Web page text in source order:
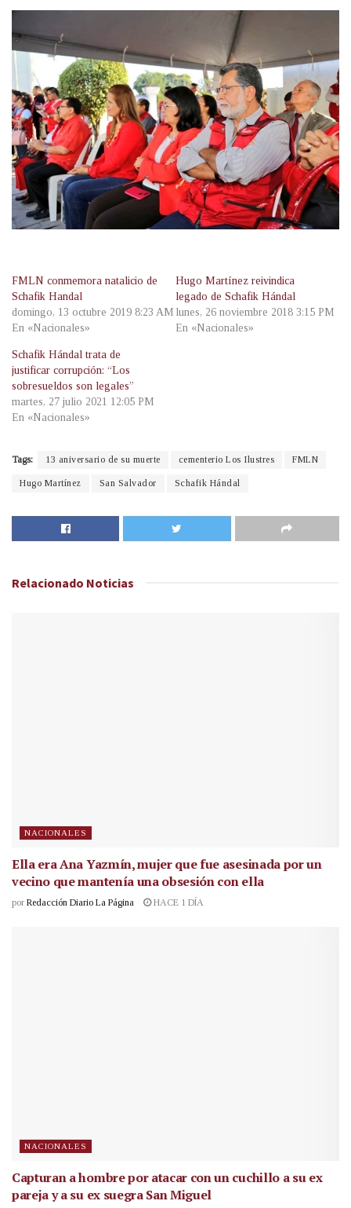
FMLN conmemora natalicio de
Schafik Handal
domingo, 13 octubre 2019 8:23 AM
En «Nacionales»
Hugo Martínez reivindica
legado de Schafik Hándal
lunes, 26 noviembre 2018 3:15 PM
En «Nacionales»
Schafik Hándal trata de
justificar corrupción: “Los
sobresueldos son legales”
martes, 27 julio 2021 12:05 PM
En «Nacionales»
Tags: 13 aniversario de su muerte cementerio Los Ilustres FMLN
Hugo Martínez San Salvador Schafik Hándal
Relacionado Noticias
NACIONALES
Ella era Ana Yazmín, mujer que fue asesinada por un
vecino que mantenía una obsesión con ella
por Redacción Diario La Página HACE 1 DÍA
NACIONALES
Capturan a hombre por atacar con un cuchillo a su ex
pareja y a su ex suegra San Miguel